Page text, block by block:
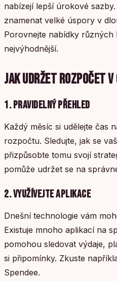
nabízejí lepší úrokové
znamenat velké úspory v
Porovnejte nabídky
nejvýhodnější.
JAK UDRŽET ROZPOČET V
1. PRAVIDELNÝ PŘEHLED
Každý měsíc si udělejte čas
rozpočtu. Sledujte, jak se
přizpůsobte tomu svojí
pomůže udržet se na
2. VYUŽÍVEJTE APLIKACE
Dnešní technologie vám
Existuje mnoho aplikací na
pomohou sledovat výdaje,
si připomínky. Zkuste
Spendee.